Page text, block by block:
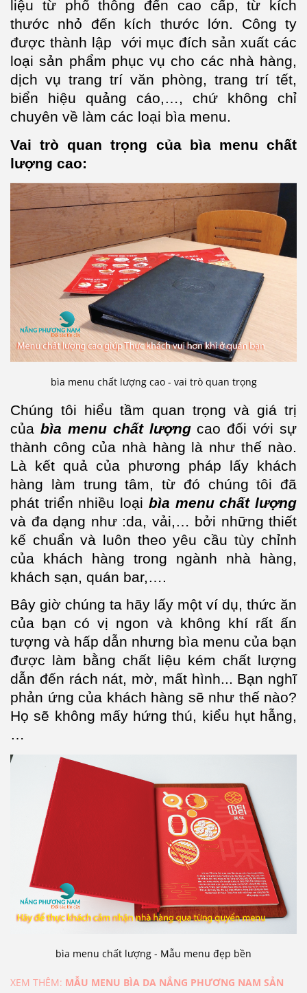
liệu từ phổ thông đến cao cấp, từ kích
thước nhỏ đến kích thước lớn. Công ty
được thành lập với mục đích sản xuất các
loại sản phẩm phục vụ cho các nhà hàng,
dịch vụ trang trí văn phòng, trang trí tết,
biển hiệu quảng cáo,…, chứ không chỉ
chuyên về làm các loại bìa menu.
Vai trò quan trọng của bìa menu chất
lượng cao:
bìa menu chất lượng cao - vai trò quan trọng
Chúng tôi hiểu tầm quan trọng và giá trị
của bìa menu chất lượngcao đối với sự
thành công của nhà hàng là như thế nào.
Là kết quả của phương pháp lấy khách
hàng làm trung tâm, từ đó chúng tôi đã
phát triển nhiều loại bìa menu chất lượng
và đa dạng như :da, vải,… bởi những thiết
kế chuẩn và luôn theo yêu cầu tùy chỉnh
của khách hàng trong ngành nhà hàng,
khách sạn, quán bar,….
Bây giờ chúng ta hãy lấy một ví dụ, thức ăn
của bạn có vị ngon và không khí rất ấn
tượng và hấp dẫn nhưng bìa menu của bạn
được làm bằng chất liệu kém chất lượng
dẫn đến rách nát, mờ, mất hình... Bạn nghĩ
phản ứng của khách hàng sẽ như thế nào?
Họ sẽ không mấy hứng thú, kiểu hụt hẫng,
…
bìa menu chất lượng - Mẫu menu đẹp bền
XEM THÊM: MẪU MENU BÌA DA NẮNG PHƯƠNG NAM SẢN